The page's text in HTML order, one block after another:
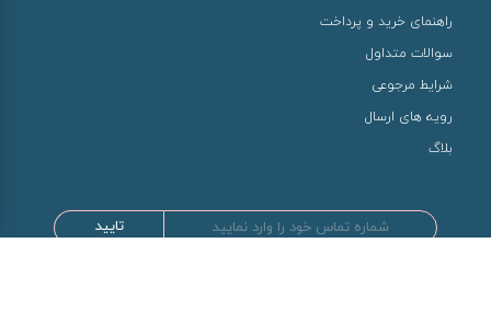
راهنمای خرید و پرداخت
سوالات متداول
شرایط مرجوعی
رویه های ارسال
بلاگ
تایید